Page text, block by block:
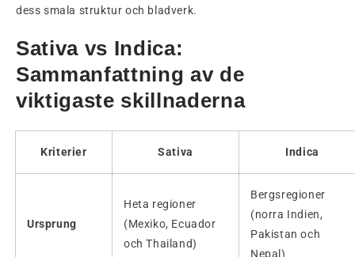
dess smala struktur och bladverk.
Sativa vs Indica:
Sammanfattning av de
viktigaste skillnaderna
Kriterier Sativa Indica
Ursprung
Heta regioner
(Mexiko, Ecuador
och Thailand)
Bergsregioner
(norra Indien,
Pakistan och
Nepal)